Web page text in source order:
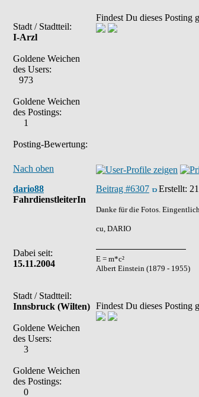
Stadt / Stadtteil:
I-Arzl
Goldene Weichen
des Users:
973
Goldene Weichen
des Postings:
1
Posting-Bewertung:
Findest Du dieses Posting
Nach oben
dario88
FahrdienstleiterIn
Dabei seit:
15.11.2004
Stadt / Stadtteil:
Innsbruck (Wilten)
Goldene Weichen
des Users:
3
Goldene Weichen
des Postings:
0
Beitrag #6307 Erstellt:
Danke für die Fotos.
cu, DARIO
E = m*c²
Albert Einstein (1879 - 1955)
Findest Du dieses Posting